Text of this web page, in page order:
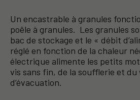
Un encastrable à granules
poêle à granules. Les granules
bac de stockage et le « débit
réglé en fonction de la chaleur
électrique alimente les petits
vis sans fin, de la soufflerie et
d’évacuation.